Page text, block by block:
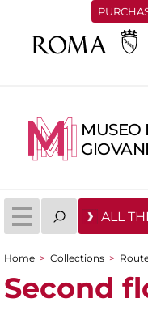
MUSEO
ALL
You are here
Home > Collections >
Second